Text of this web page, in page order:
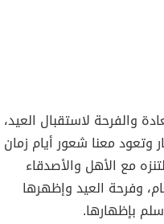
والفرحة لاستقبال العيد،
وتعود معنا شعور أيام زمان
مع الأهل والأصدقاء
وفرحة العيد وإظهرها
بإظهارها.